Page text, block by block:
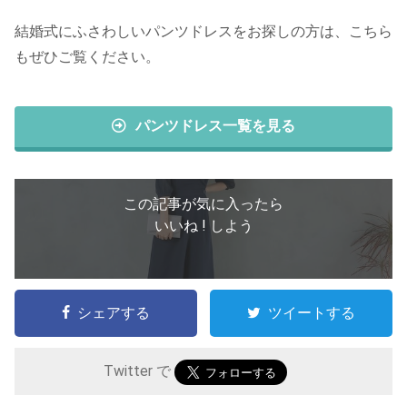
結婚式にふさわしいパンツドレスをお探しの方は、こちら
もぜひご覧ください。
パンツドレス一覧を見る
この記事が気に入ったら
いいね ! しよう
シェアする ツイートする
Twitter で